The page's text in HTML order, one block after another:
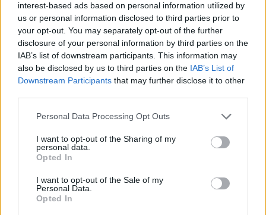
interest-based ads based on personal information utilized by
us or personal information disclosed to third parties prior to
your opt-out. You may separately opt-out of the further
disclosure of your personal information by third parties on the
IAB’s list of downstream participants. This information may
also be disclosed by us to third parties on the IAB’s List of
Downstream Participants that may further disclose it to other
Personal Data Processing Opt Outs
I want to opt-out of the Sharing of my
personal data.
Opted In
I want to opt-out of the Sale of my
Personal Data.
Opted In
POPULARNE PORADY